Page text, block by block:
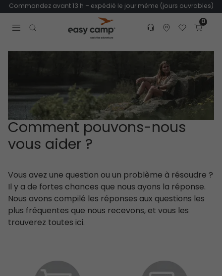
Commandez avant 13 h – expédié le jour même (jours ouvrables)
Open search modal
Customer service
Find dealer
Favorites
Cart
0
Comment pouvons-nous
vous aider ?
Vous avez une question ou un problème à résoudre ?
Il y a de fortes chances que nous ayons la réponse.
Nous avons compilé les réponses aux questions les
plus fréquentes que nous recevons, et vous les
trouverez toutes ici.